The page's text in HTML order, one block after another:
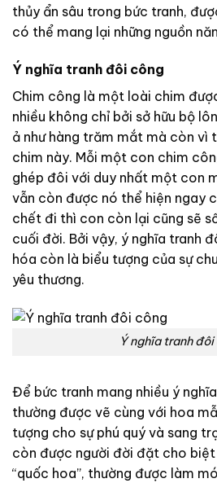
thủy ẩn sâu trong bức tranh,
có thể mang lại những nguồn
Ý nghĩa tranh đôi công
Chim công là một loài chim
nhiều không chỉ bởi sở hữu bộ
ả như hàng trăm mắt mà còn vì
chim này. Mỗi một con chim
ghép đôi với duy nhất một con
vẫn còn được nó thể hiện ngay
chết đi thì con còn lại cũng sẽ
cuối đời. Bởi vậy, ý nghĩa tranh
hóa còn là biểu tượng của sự
yêu thương.
Ý nghĩa tranh
Để bức tranh mang nhiều ý
thường được vẽ cùng với hoa
tượng cho sự phú quý và sang
còn được người đời đặt cho biệt
“quốc hoa”, thường được làm